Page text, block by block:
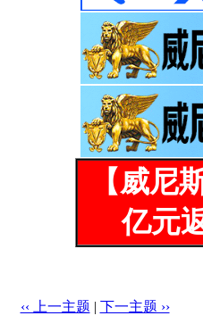
【威
亿元
‹‹ 上一主题 | 下一主题 ››